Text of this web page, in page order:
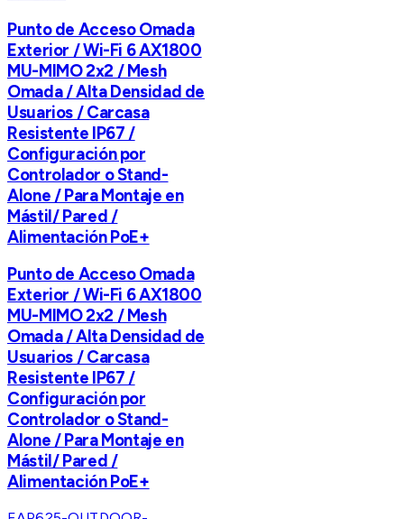
Punto de Acceso Omada
Exterior / Wi-Fi 6 AX1800
MU-MIMO 2x2 / Mesh
Omada / Alta Densidad de
Usuarios / Carcasa
Resistente IP67 /
Configuración por
Controlador o Stand-
Alone / Para Montaje en
Mástil/ Pared /
Alimentación PoE+
Punto de Acceso Omada
Exterior / Wi-Fi 6 AX1800
MU-MIMO 2x2 / Mesh
Omada / Alta Densidad de
Usuarios / Carcasa
Resistente IP67 /
Configuración por
Controlador o Stand-
Alone / Para Montaje en
Mástil/ Pared /
Alimentación PoE+